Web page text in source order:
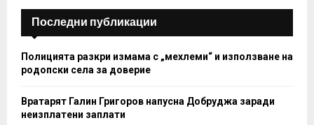
H
Последни публикации
Полицията разкри измама с „мехлеми“ и използване на
родопски села за доверие
Вратарят Галин Григоров напусна Добруджа заради
неизплатени заплати